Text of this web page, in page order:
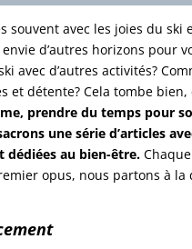
souvent avec les joies du
d’autres horizons pour
avec d’autres activités?
détente? Cela tombe
prendre du temps pour
une série d’articles
dédiées au bien-être.
opus, nous partons à